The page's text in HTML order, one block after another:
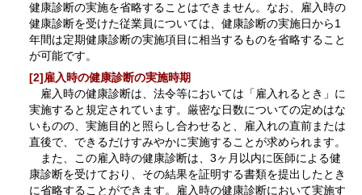
健康診断の実施を省略することはできません。なお、雇入時の
健康診断を受けた従業員については、健康診断の実施日から1
年間は定期健康診断の実施項目に相当するものを省略すること
が可能です。
[2]雇入時の健康診断の実施時期
雇入時の健康診断は、法令等においては「雇入れるとき」に
実施すると規定されています。厳密な日数についての定めはな
いものの、実施目的と照らし合わせると、雇入れの直前または
直後で、できるだけすみやかに実施することが求められます。
また、この雇入時の健康診断は、3ヶ月以内に医師による健
康診断を受けており、その結果を証明する書類を提出したとき
に省略することができます。雇入時の健康診断において実施す